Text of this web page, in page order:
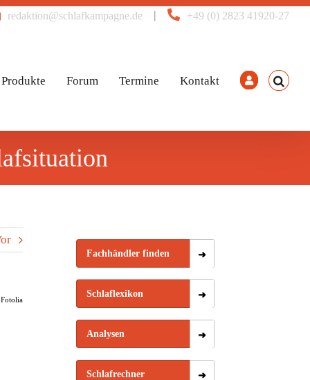
+49 (0) 2823 41920-27
|
redaktion@schlafkampagne.de
Produkte Forum Termine Kontakt
Fachhändler finden
Schlaflexikon
Analysen
Schlafrechner